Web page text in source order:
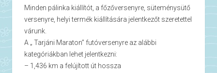
Minden pálinka kiállítót, a főzőversenyre, süteménysütő
versenyre, helyi termék kiállítására jelentkezőt szeretettel
várunk.
A „ Tarjáni Maraton” futóversenyre az alábbi
kategóriákban lehet jelentkezni:
– 1,436 km a felújított út hossza